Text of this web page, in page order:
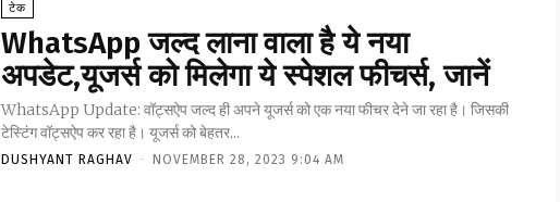
टेक
WhatsApp जल्द लाना वाला है ये नया
अपडेट,यूजर्स को मिलेगा ये स्पेशल फीचर्स, जानें
WhatsApp Update: वॉट्सऐप जल्द ही अपने यूजर्स को एक नया फीचर देने जा रहा है। जिसकी
टेस्टिंग वॉट्सऐप कर रहा है। यूजर्स को बेहतर...
DUSHYANT RAGHAV - NOVEMBER 28, 2023 9:04 AM